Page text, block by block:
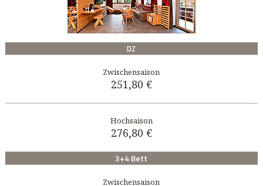
DZ
251,80 €
276,80 €
3+4 Bett